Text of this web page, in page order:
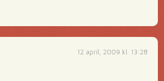
12 april, 2009 kl. 13:28